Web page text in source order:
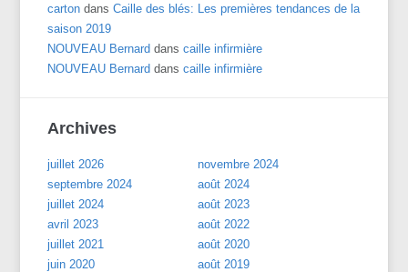
carton dansCaille des blés: Les premières tendances de la
saison 2019
NOUVEAU Bernard danscaille infirmière
NOUVEAU Bernard danscaille infirmière
Archives
juillet 2026
novembre 2024
septembre 2024
août 2024
juillet 2024
août 2023
avril 2023
août 2022
juillet 2021
août 2020
juin 2020
août 2019